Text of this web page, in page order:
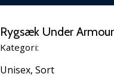
Rygsæk Under
Kategori:
Unisex, Sort